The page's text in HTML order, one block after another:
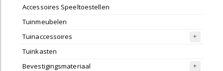
Accessoires Speeltoestellen
Tuinmeubelen
Tuinaccessoires
Tuinkasten
Bevestigingsmateriaal